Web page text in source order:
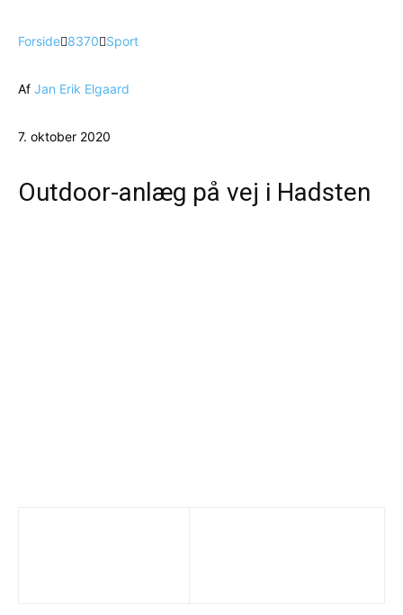
Forside 8370 Sport
Af Jan Erik Elgaard
7. oktober 2020
Outdoor-anlæg på vej i Hadsten